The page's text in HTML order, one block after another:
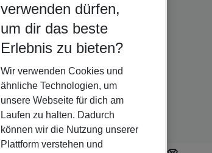
verwenden dürfen,
um dir das beste
Erlebnis zu bieten?
Wir verwenden Cookies und
ähnliche Technologien, um
unsere Webseite für dich am
Laufen zu halten. Dadurch
können wir die Nutzung unserer
Plattform verstehen und